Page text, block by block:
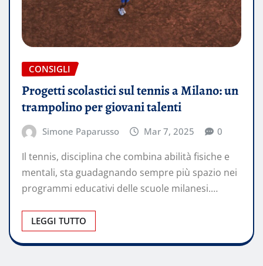
CONSIGLI
Progetti scolastici sul tennis a Milano: un
trampolino per giovani talenti
Simone Paparusso Mar 7, 2025 0
Il tennis, disciplina che combina abilità fisiche e
mentali, sta guadagnando sempre più spazio nei
programmi educativi delle scuole milanesi.…
LEGGI TUTTO